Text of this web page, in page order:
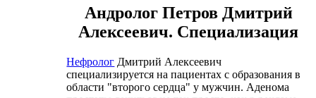
Андролог Петров Дмитрий
Алексеевич. Специализация
Нефролог Дмитрий Алексеевич
специализируется на пациентах с образования в
области "второго сердца" у мужчин. Аденома